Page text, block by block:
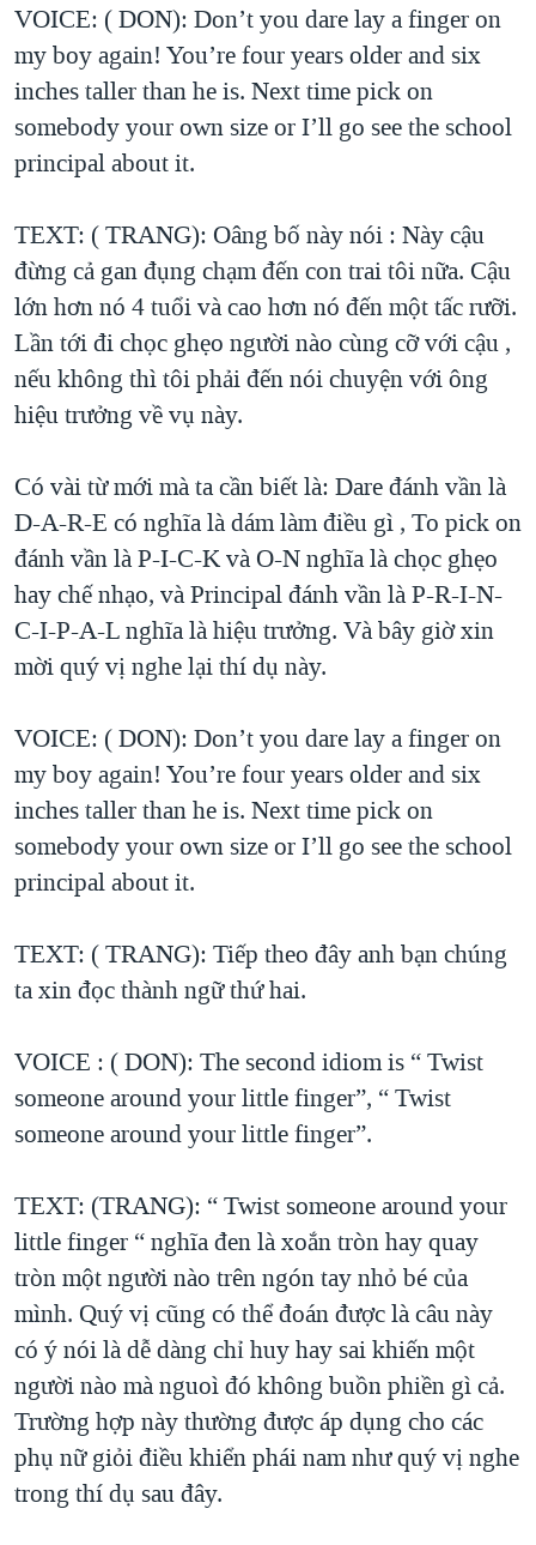
VOICE: ( DON): Don’t you dare lay a finger on
my boy again! You’re four years older and six
inches taller than he is. Next time pick on
somebody your own size or I’ll go see the school
principal about it.
TEXT: ( TRANG): Oâng bố này nói : Này cậu
đừng cả gan đụng chạm đến con trai tôi nữa. Cậu
lớn hơn nó 4 tuổi và cao hơn nó đến một tấc rưỡi.
Lần tới đi chọc ghẹo người nào cùng cỡ với cậu ,
nếu không thì tôi phải đến nói chuyện với ông
hiệu trưởng về vụ này.
Có vài từ mới mà ta cần biết là: Dare đánh vần là
D-A-R-E có nghĩa là dám làm điều gì , To pick on
đánh vần là P-I-C-K và O-N nghĩa là chọc ghẹo
hay chế nhạo, và Principal đánh vần là P-R-I-N-
C-I-P-A-L nghĩa là hiệu trưởng. Và bây giờ xin
mời quý vị nghe lại thí dụ này.
VOICE: ( DON): Don’t you dare lay a finger on
my boy again! You’re four years older and six
inches taller than he is. Next time pick on
somebody your own size or I’ll go see the school
principal about it.
TEXT: ( TRANG): Tiếp theo đây anh bạn chúng
ta xin đọc thành ngữ thứ hai.
VOICE : ( DON): The second idiom is “ Twist
someone around your little finger”, “ Twist
someone around your little finger”.
TEXT: (TRANG): “ Twist someone around your
little finger “ nghĩa đen là xoắn tròn hay quay
tròn một người nào trên ngón tay nhỏ bé của
mình. Quý vị cũng có thể đoán được là câu này
có ý nói là dễ dàng chỉ huy hay sai khiến một
người nào mà nguoì đó không buồn phiền gì cả.
Trường hợp này thường được áp dụng cho các
phụ nữ giỏi điều khiển phái nam như quý vị nghe
trong thí dụ sau đây.